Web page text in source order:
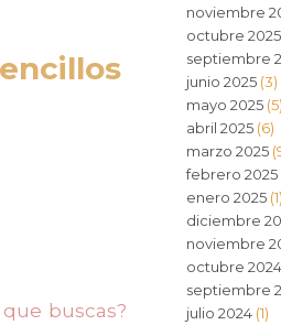
buscas?
noviembre
octubre 2025
septiembre
junio 2025(3)
mayo 2025(5)
abril 2025(6)
marzo 2025
febrero 2025
enero 2025(1)
diciembre
noviembre
octubre 2024
septiembre
julio 2024(1)